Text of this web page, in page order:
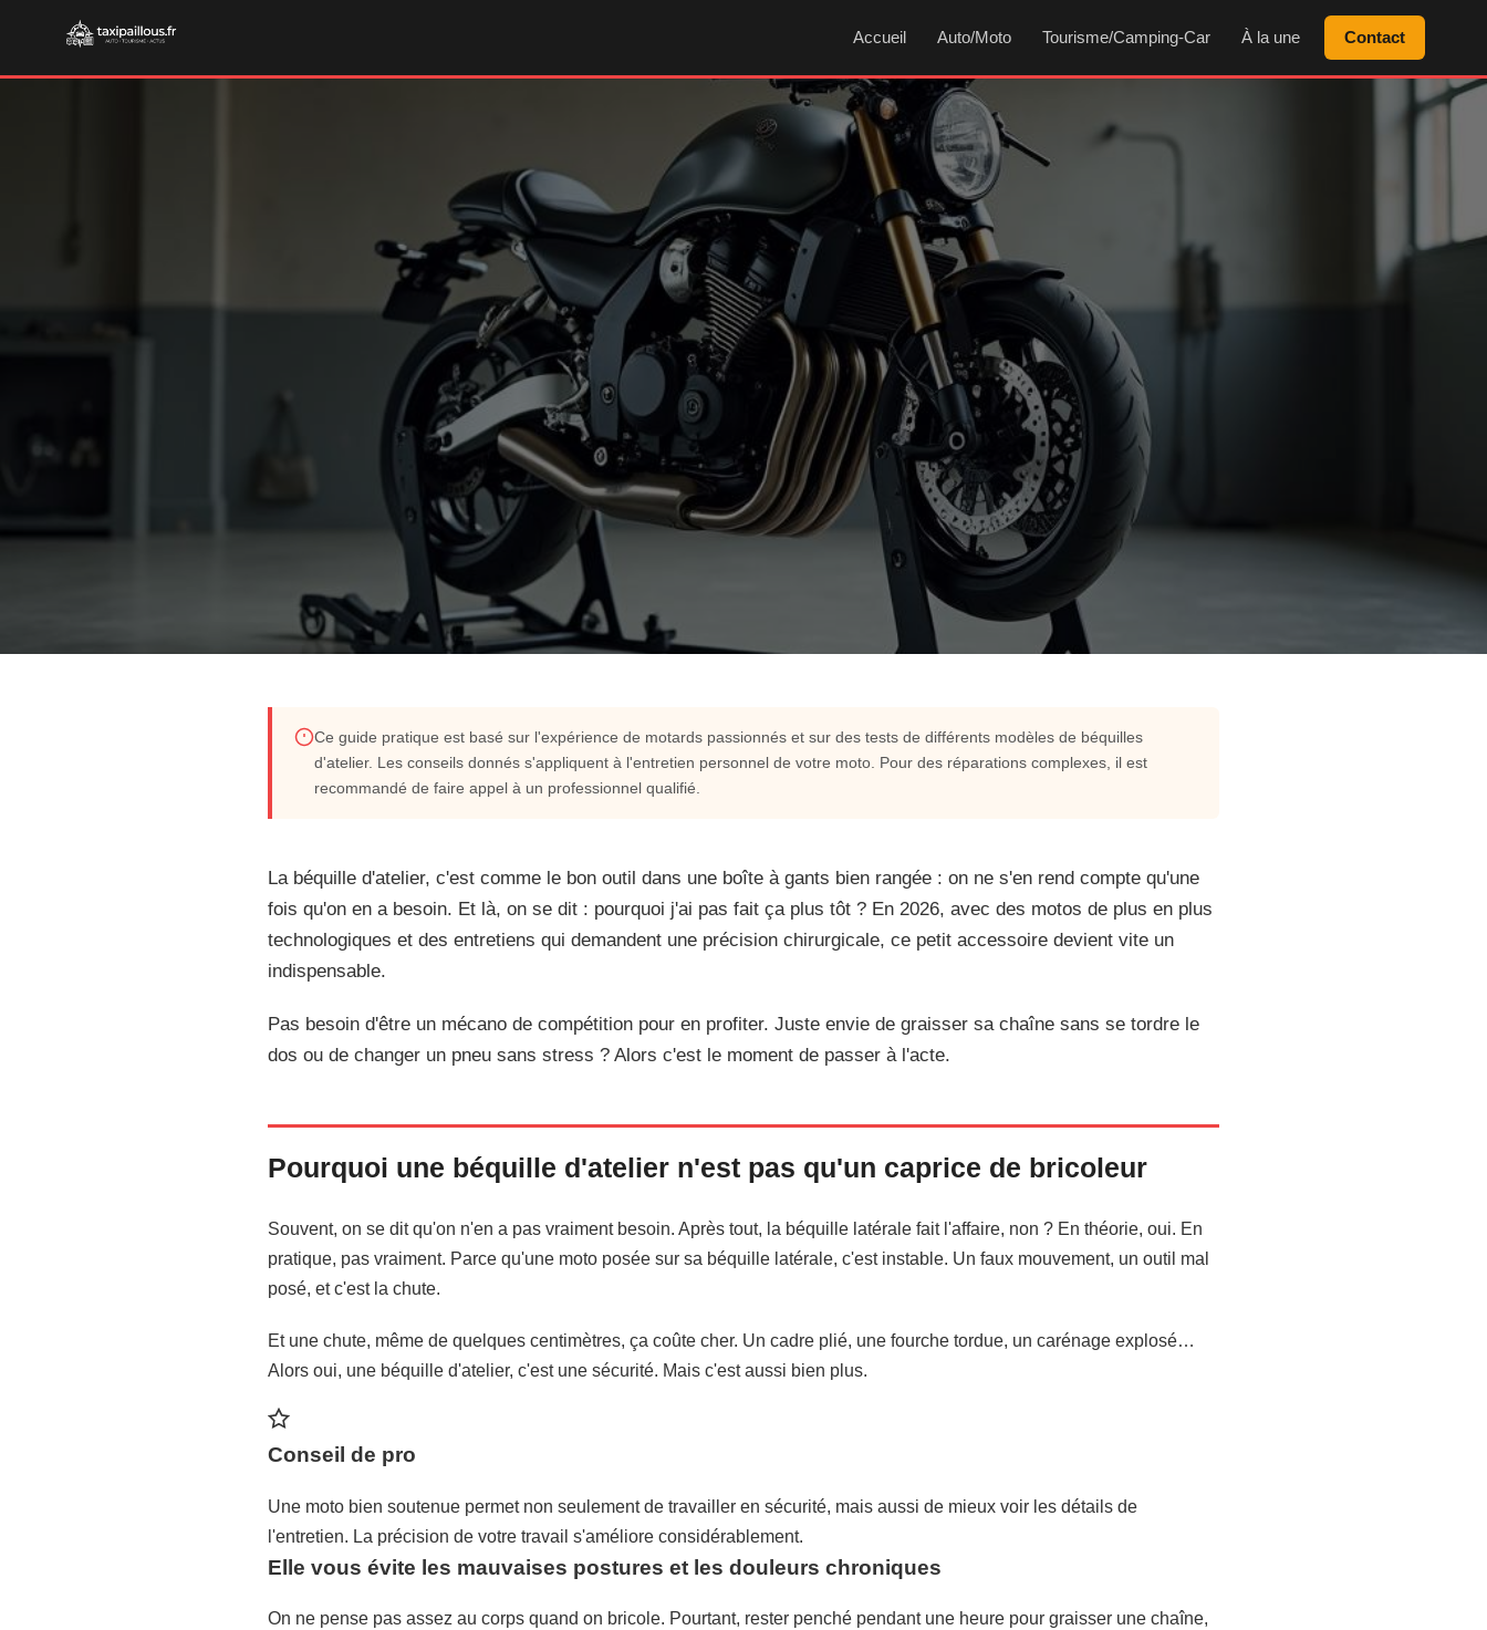
Accueil Auto/Moto Tourisme/Camping-Car À la une Contact
Choisir une béquille d'atelier moto : le guide
Découvrez comment choisir la béquille d'atelier moto idéale pour l'entretien et la réparation
de votre deux-roues en toute sécurité. Conseils et types.
Ce guide pratique est basé sur l'expérience de motards passionnés et sur des tests de différents modèles de béquilles
d'atelier. Les conseils donnés s'appliquent à l'entretien personnel de votre moto. Pour des réparations complexes, il est
recommandé de faire appel à un professionnel qualifié.
La béquille d'atelier, c'est comme le bon outil dans une boîte à gants bien rangée : on ne s'en rend compte qu'une
fois qu'on en a besoin. Et là, on se dit : pourquoi j'ai pas fait ça plus tôt ? En 2026, avec des motos de plus en plus
technologiques et des entretiens qui demandent une précision chirurgicale, ce petit accessoire devient vite un
indispensable.
Pas besoin d'être un mécano de compétition pour en profiter. Juste envie de graisser sa chaîne sans se tordre le
dos ou de changer un pneu sans stress ? Alors c'est le moment de passer à l'acte.
Pourquoi une béquille d'atelier n'est pas qu'un caprice de bricoleur
Souvent, on se dit qu'on n'en a pas vraiment besoin. Après tout, la béquille latérale fait l'affaire, non ? En théorie, oui. En
pratique, pas vraiment. Parce qu'une moto posée sur sa béquille latérale, c'est instable. Un faux mouvement, un outil mal
posé, et c'est la chute.
Et une chute, même de quelques centimètres, ça coûte cher. Un cadre plié, une fourche tordue, un carénage explosé…
Alors oui, une béquille d'atelier, c'est une sécurité. Mais c'est aussi bien plus.
Conseil de pro
Une moto bien soutenue permet non seulement de travailler en sécurité, mais aussi de mieux voir les détails de
l'entretien. La précision de votre travail s'améliore considérablement.
Elle vous évite les mauvaises postures et les douleurs chroniques
On ne pense pas assez au corps quand on bricole. Pourtant, rester penché pendant une heure pour graisser une chaîne,